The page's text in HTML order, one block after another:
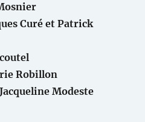
Curé et Patrick
Robillon
Modeste